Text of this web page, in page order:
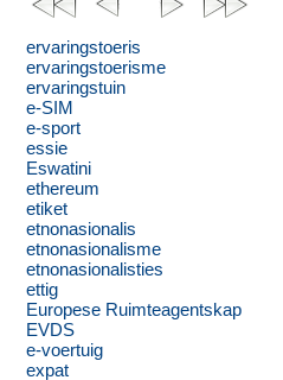
ervaringstoeris
ervaringstoerisme
ervaringstuin
e-SIM
e-sport
essie
Eswatini
ethereum
etiket
etnonasionalis
etnonasionalisme
etnonasionalisties
ettig
Europese Ruimteagentskap
EVDS
e-voertuig
expat